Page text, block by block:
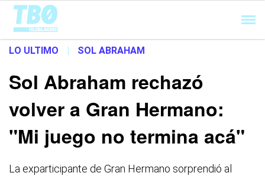
Cargando...
LO ULTIMO | SOL ABRAHAM
Sol Abraham rechazó
volver a Gran Hermano:
"Mi juego no termina acá"
La exparticipante de Gran Hermano sorprendió al